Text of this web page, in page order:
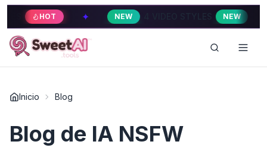
HOT ✦ NEW 4 VIDEO STYLES NEW ✦
Inicio Blog
Blog de IA NSFW